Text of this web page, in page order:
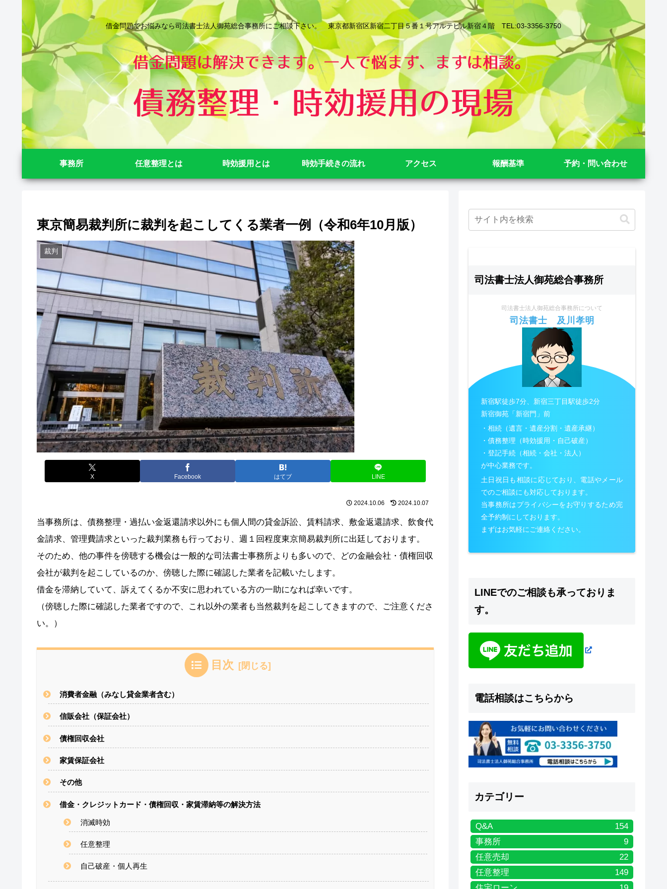
借金問題でお悩みなら司法書士法人御苑総合事務所にご相談下さい。 東京都新宿区新宿二丁目５番１号アルテビル新宿４階 TEL:03-3356-3750
事務所 任意整理とは 時効援用とは 時効手続きの流れ アクセス 報酬基準 予約・問い合わせ
東京簡易裁判所に裁判を起こしてくる業者一例（令和6年10月版）
裁判
X Facebook はてブ LINE
2024.10.06 2024.10.07
当事務所は、債務整理・過払い金返還請求以外にも個人間の貸金訴訟、賃料請求、敷金返還請求、飲食代
金請求、管理費請求といった裁判業務も行っており、週１回程度東京簡易裁判所に出廷しております。
そのため、他の事件を傍聴する機会は一般的な司法書士事務所よりも多いので、どの金融会社・債権回収
会社が裁判を起こしているのか、傍聴した際に確認した業者を記載いたします。
借金を滞納していて、訴えてくるか不安に思われている方の一助になれば幸いです。
（傍聴した際に確認した業者ですので、これ以外の業者も当然裁判を起こしてきますので、ご注意くださ
い。）
目次
消費者金融（みなし貸金業者含む）
信販会社（保証会社）
債権回収会社
家賃保証会社
その他
借金・クレジットカード・債権回収・家賃滞納等の解決方法
消滅時効
任意整理
自己破産・個人再生
司法書士法人御苑総合事務所
司法書士法人御苑総合事務所について
司法書士 及川孝明
新宿駅徒歩7分、新宿三丁目駅徒歩2分
新宿御苑「新宿門」前
・相続（遺言・遺産分割・遺産承継）
・債務整理（時効援用・自己破産）
・登記手続（相続・会社・法人）
が中心業務です。
土日祝日も相談に応じており、電話やメール
でのご相談にも対応しております。
当事務所はプライバシーをお守りするため完
全予約制にしております。
まずはお気軽にご連絡ください。
LINEでのご相談も承っておりま
す。
電話相談はこちらから
カテゴリー
Q&A
154
事務所
9
任意売却
22
任意整理
149